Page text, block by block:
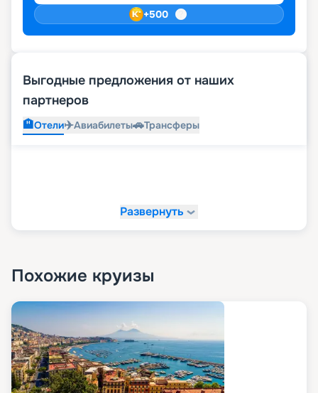
+500
Выгодные предложения от наших
партнеров
🏨Отели✈️Авиабилеты🚗Трансферы
Развернуть
Похожие круизы